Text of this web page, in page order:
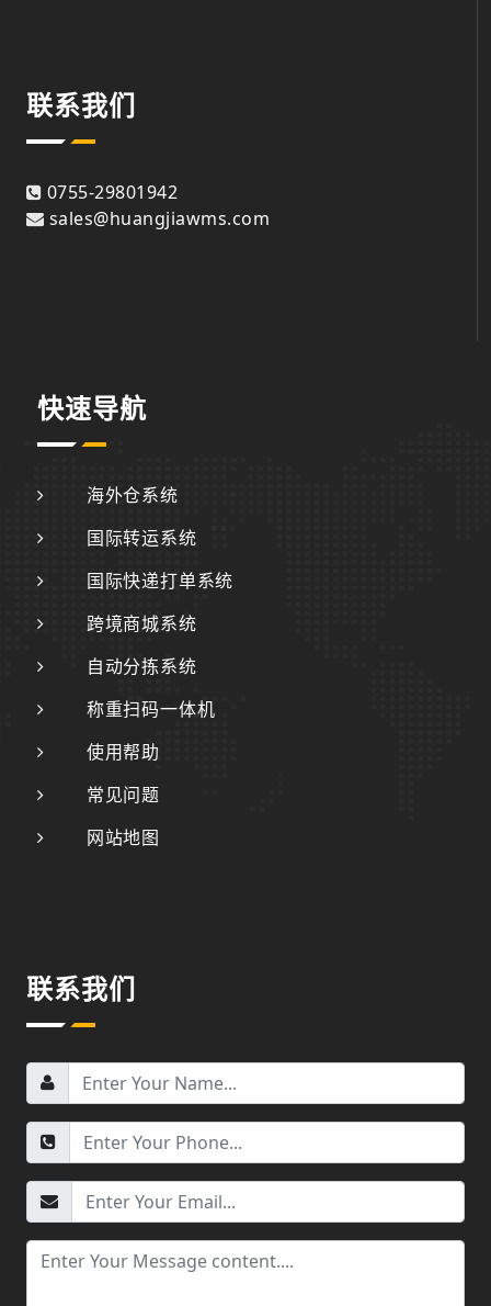
联系我们
0755-29801942
sales@huangjiawms.com
快速导航
海外仓系统
国际转运系统
国际快递打单系统
跨境商城系统
自动分拣系统
称重扫码一体机
使用帮助
常见问题
网站地图
联系我们